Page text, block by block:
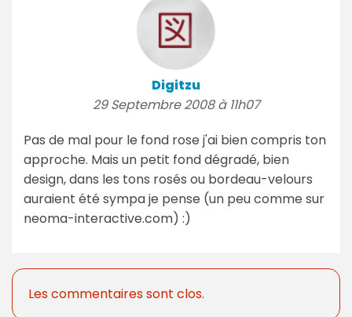
Digitzu
29 Septembre 2008 à 11h07
Pas de mal pour le fond rose j'ai bien compris ton
approche. Mais un petit fond dégradé, bien
design, dans les tons rosés ou bordeau-velours
auraient été sympa je pense (un peu comme sur
neoma-interactive.com) :)
Les commentaires sont clos.